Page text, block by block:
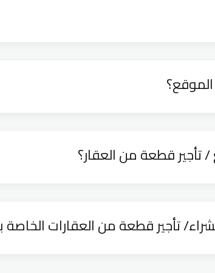
تأجير قطعة من العقار؟
تأجير قطعة من العقارات الخاصة